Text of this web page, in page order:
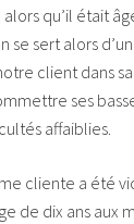
qu’il était
se sert alors
client dans
ses
affaiblies.
cliente a été
de dix ans aux